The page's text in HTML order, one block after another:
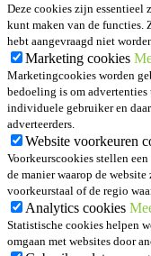
Deze cookies zijn essentieel
kunt maken van de functies.
hebt aangevraagd niet
Marketing cookies
Marketingcookies worden
bedoeling is om
individuele gebruiker en
adverteerders.
Website voorkeuren
Voorkeurscookies stellen
de manier waarop de
voorkeurstaal of de regio
Analytics cookies
Statistische cookies helpen
omgaan met websites door